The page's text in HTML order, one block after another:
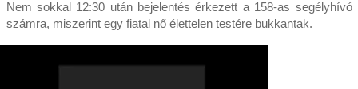
Nem sokkal 12:30 után bejelentés érkezett a 158-as segélyhívó
számra, miszerint egy fiatal nő élettelen testére bukkantak.